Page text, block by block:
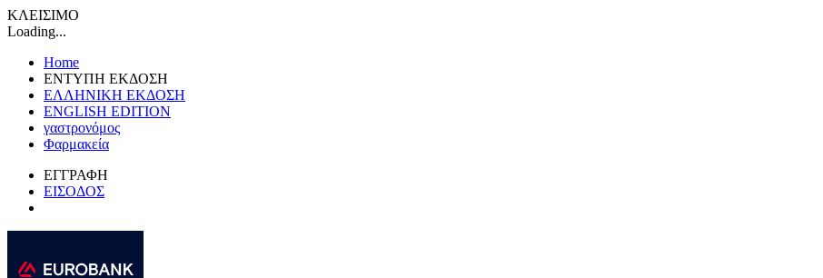
ΚΛΕΙΣΙΜΟ
Loading...
Home
ΕΝΤΥΠΗ ΕΚΔΟΣΗ
ΕΛΛΗΝΙΚΗ ΕΚΔΟΣΗ
ENGLISH EDITION
γαστρονόμος
Φαρμακεία
ΕΓΓΡΑΦΗ
ΕΙΣΟΔΟΣ